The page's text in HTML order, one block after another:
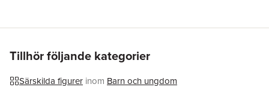
ISBN
9783570179925
Översättare
Tillhör följande kategorier
Särskilda figurer inom Barn och ungdom